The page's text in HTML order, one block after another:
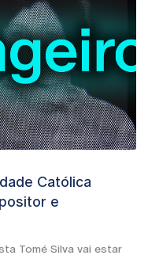
Católica
e
Tomé Silva vai estar